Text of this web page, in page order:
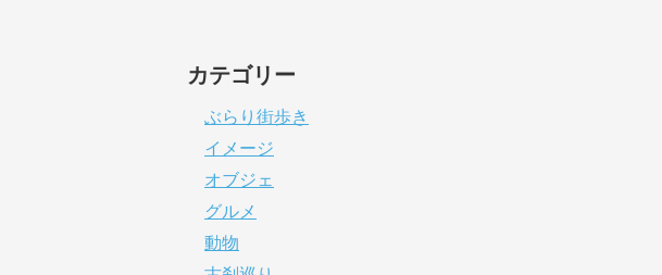
カテゴリー
ぶらり街歩き
イメージ
オブジェ
グルメ
動物